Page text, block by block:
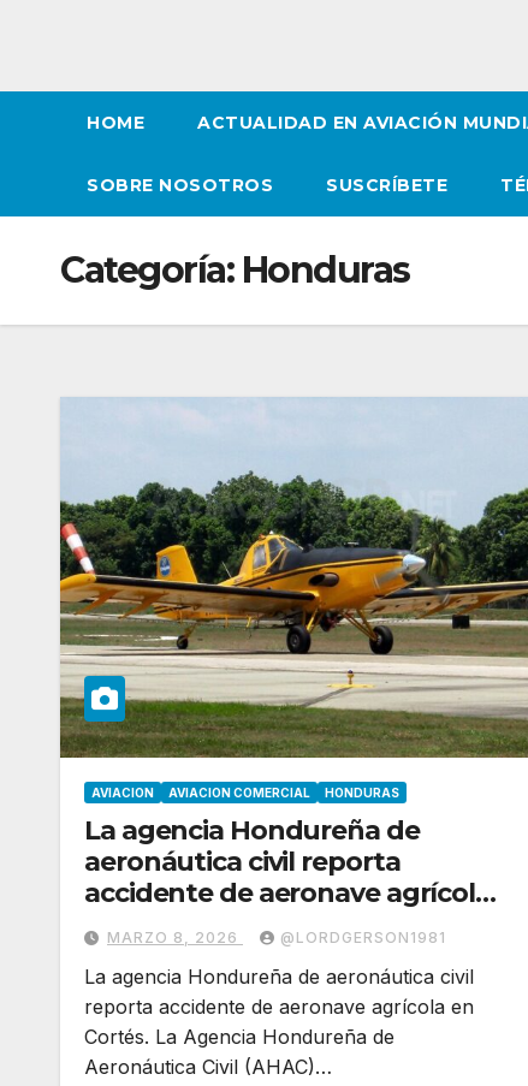
HOME ACTUALIDAD EN AVIACIÓN
SOBRE NOSOTROS SUSCRÍBETE
Categoría: Honduras
AVIACION AVIACION COMERCIAL HONDURAS
La agencia Hondureña de
aeronáutica civil reporta
accidente de aeronave agrícola
en Cortés
MARZO 8, 2026 @LORDGERSON1981
La agencia Hondureña de aeronáutica civil
reporta accidente de aeronave agrícola en
Cortés. La Agencia Hondureña de
Aeronáutica Civil (AHAC)…